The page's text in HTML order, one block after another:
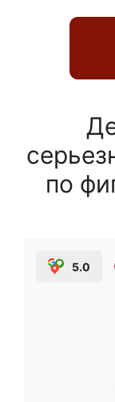
по
5.0